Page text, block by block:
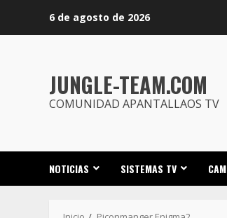
6 de agosto de 2026
JUNGLE-TEAM.COM
COMUNIDAD APANTALLAOS TV
NOTICIAS SISTEMAS TV CAM